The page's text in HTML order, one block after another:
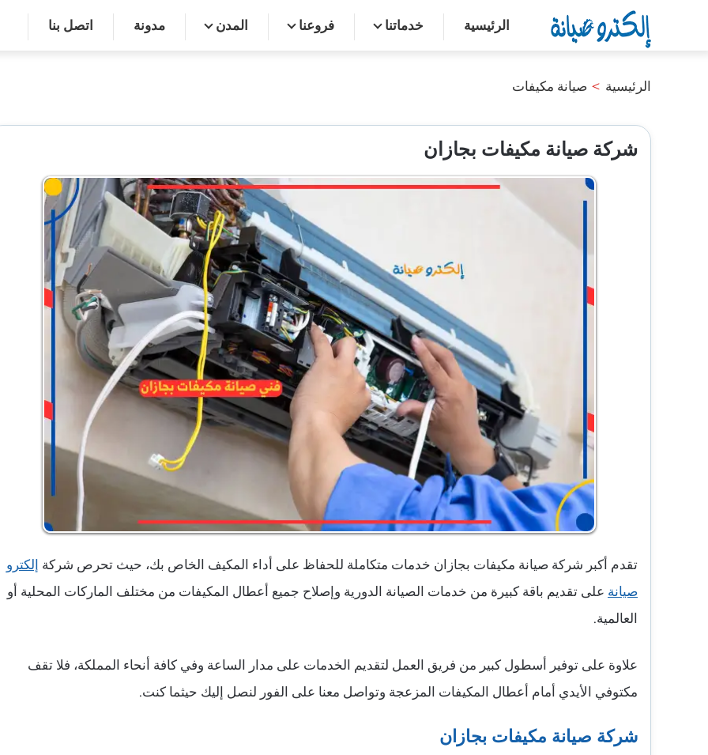
الرئيسية خدماتنا فروعنا المدن مدونة اتصل بنا
الرئيسية > صيانة مكيفات
شركة صيانة مكيفات بجازان
تقدم أكبر شركة صيانة مكيفات بجازان خدمات متكاملة للحفاظ على أداء المكيف الخاص بك، حيث تحرص شركة إلكترو
صيانةعلى تقديم باقة كبيرة من خدمات الصيانة الدورية وإصلاح جميع أعطال المكيفات من مختلف الماركات المحلية أو
العالمية.
علاوة على توفير أسطول كبير من فريق العمل لتقديم الخدمات على مدار الساعة وفي كافة أنحاء المملكة، فلا تقف
مكتوفي الأيدي أمام أعطال المكيفات المزعجة وتواصل معنا على الفور لنصل إليك حيثما كنت.
شركة صيانة مكيفات بجازان